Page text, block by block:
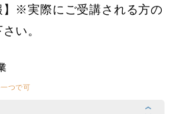
】※実際にご受講される方の
い。
つで可